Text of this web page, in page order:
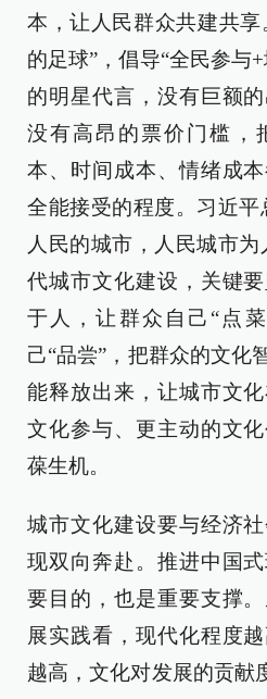
本，让人民群众共建共享
的足球”，倡导“全民参与
的明星代言，没有巨额
没有高昂的票价门槛，
本、时间成本、情绪成
全能接受的程度。习近平
人民的城市，人民城市
代城市文化建设，关键
于人，让群众自己“点
己“品尝”，把群众的文化
能释放出来，让城市文
文化参与、更主动的文
葆生机。
城市文化建设要与经济
现双向奔赴。推进中国
要目的，也是重要支撑
展实践看，现代化程度
越高，文化对发展的贡献